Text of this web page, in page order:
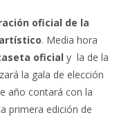
oficial de la
. Media hora
oficial y la de la
la gala de elección
año contará con la
primera edición de